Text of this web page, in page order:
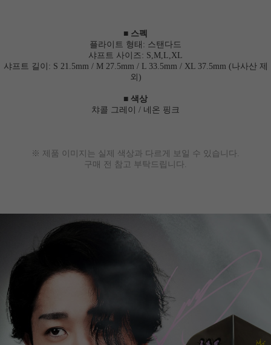
■ 스펙
플라이트 형태: 스탠다드
샤프트 사이즈: S,M,L,XL
샤프트 길이: S 21.5mm / M 27.5mm / L 33.5mm / XL 37.5mm (나사산 제
외)
■ 색상
챠콜 그레이 / 네온 핑크
※ 제품 이미지는 실제 색상과 다르게 보일 수 있습니다.
구매 전 참고 부탁드립니다.